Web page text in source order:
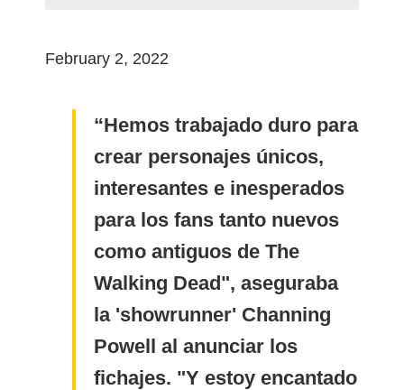
February 2, 2022
Hemos trabajado duro para
crear personajes únicos,
interesantes e inesperados
para los fans tanto nuevos
como antiguos de The
Walking Dead", aseguraba
la 'showrunner' Channing
Powell al anunciar los
fichajes. "Y estoy encantado